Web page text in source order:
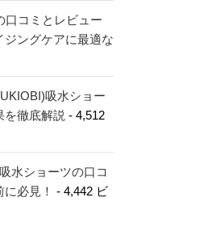
口コミとレビュー
ングケアに最適な
吸水ショー
を徹底解説 - 4,512
水ショーツの口コ
必見！ - 4,442 ビ